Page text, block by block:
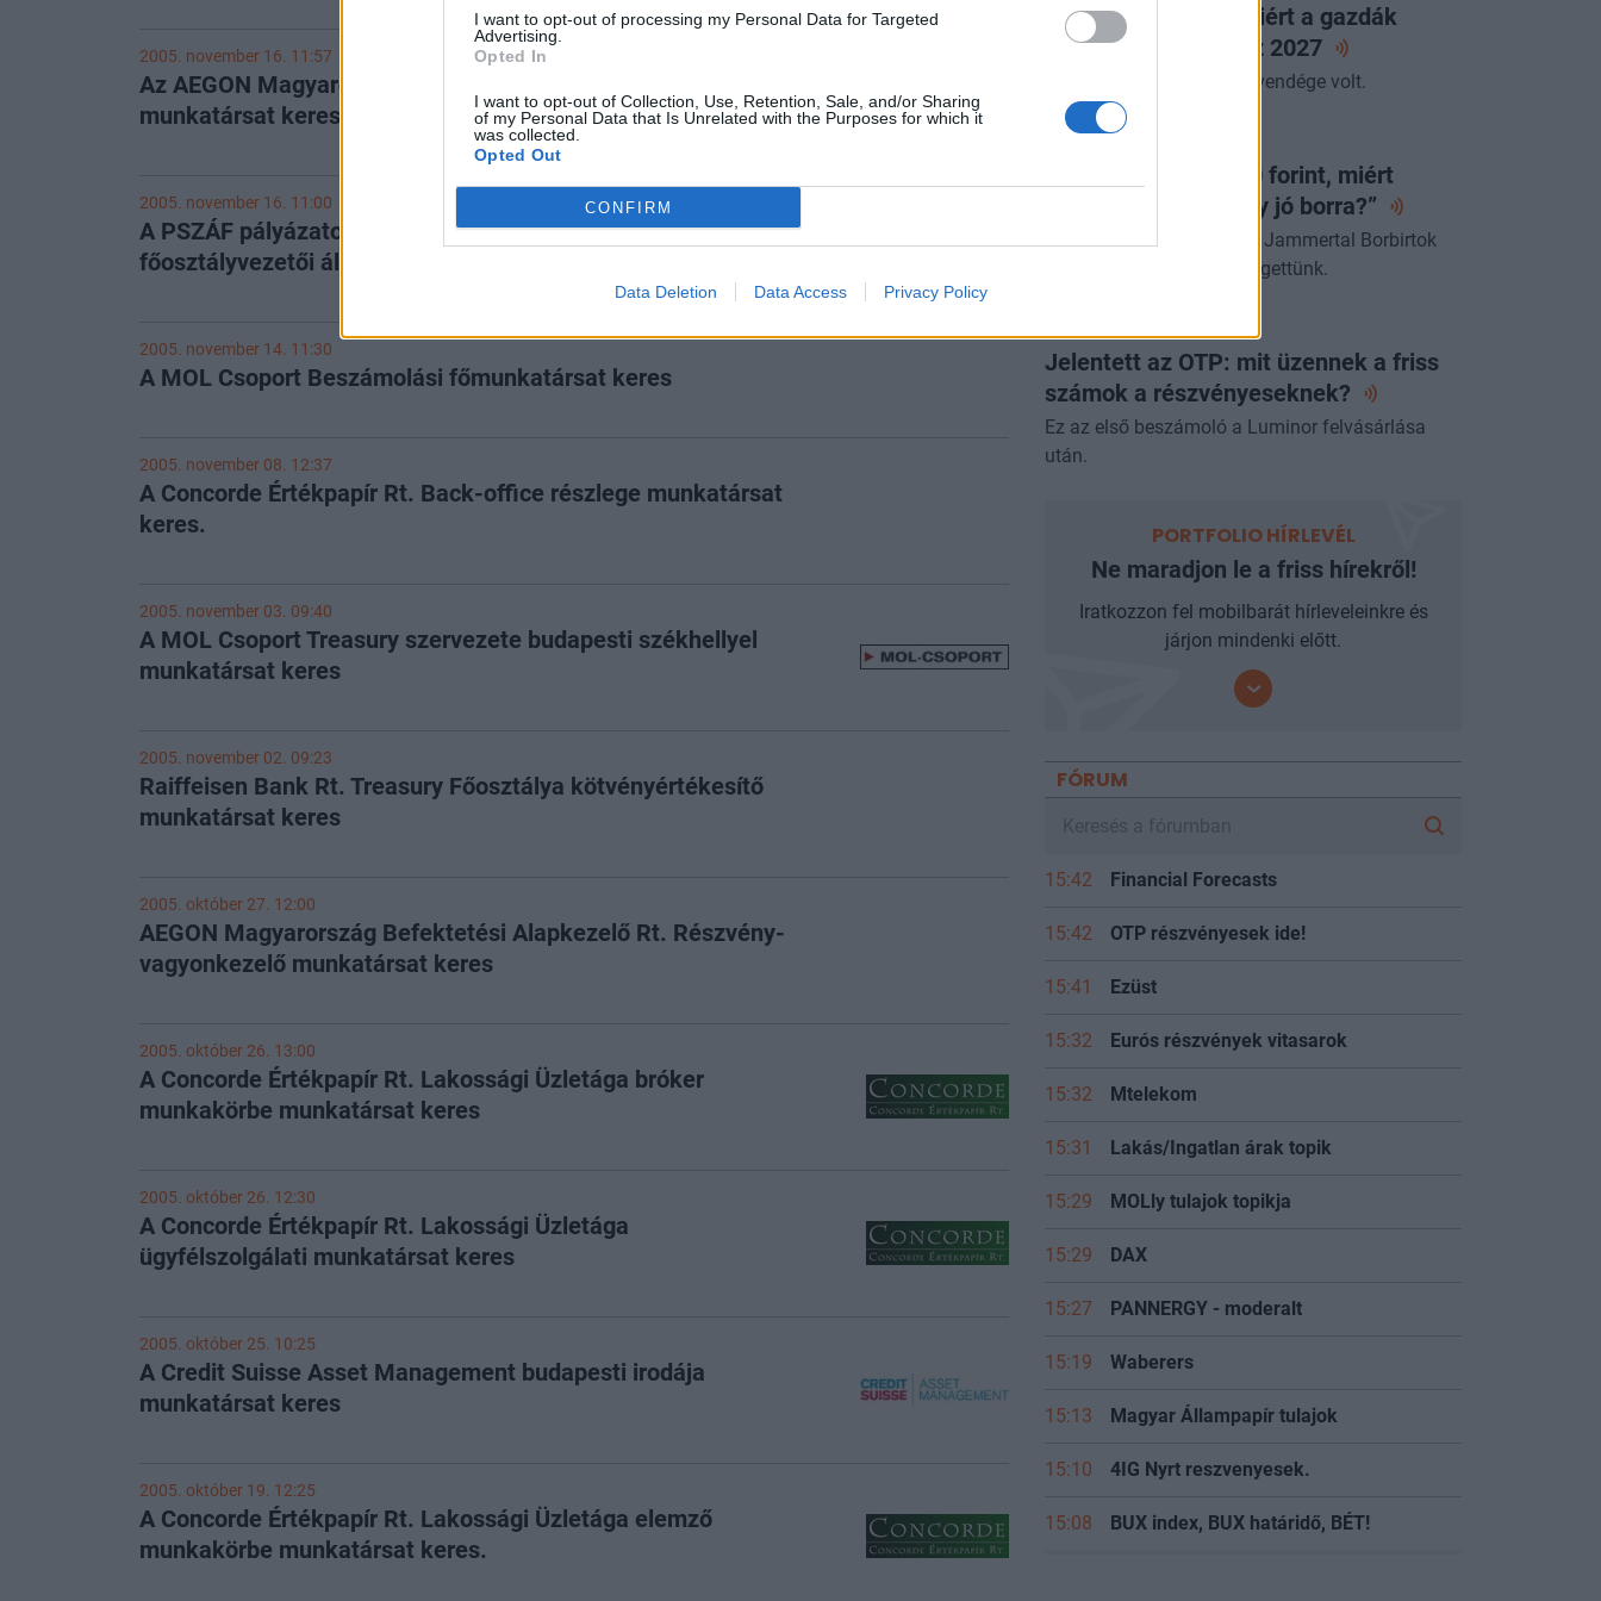
I want to opt-out of processing my Personal Data for Targeted
Advertising.
Opted In
I want to opt-out of Collection, Use, Retention, Sale, and/or Sharing
of my Personal Data that Is Unrelated with the Purposes for which it
was collected.
Opted Out
CONFIRM
Data Deletion Data Access Privacy Policy
2005. november 16. 11:57
Az AEGON Magyarország Rt. Junior vagyonlezelő
munkatársat keres
2005. november 16. 11:00
A PSZÁF pályázatot hirdet a Piaci ellenőrzési főosztály
főosztályvezetői állás betöltésére
2005. november 14. 11:30
A MOL Csoport Beszámolási főmunkatársat keres
2005. november 08. 12:37
A Concorde Értékpapír Rt. Back-office részlege munkatársat
keres.
2005. november 03. 09:40
A MOL Csoport Treasury szervezete budapesti székhellyel
munkatársat keres
2005. november 02. 09:23
Raiffeisen Bank Rt. Treasury Főosztálya kötvényértékesítő
munkatársat keres
2005. október 27. 12:00
AEGON Magyarország Befektetési Alapkezelő Rt. Részvény-
vagyonkezelő munkatársat keres
2005. október 26. 13:00
A Concorde Értékpapír Rt. Lakossági Üzletága bróker
munkakörbe munkatársat keres
2005. október 26. 12:30
A Concorde Értékpapír Rt. Lakossági Üzletága
ügyfélszolgálati munkatársat keres
2005. október 25. 10:25
A Credit Suisse Asset Management budapesti irodája
munkatársat keres
2005. október 19. 12:25
A Concorde Értékpapír Rt. Lakossági Üzletága elemző
munkakörbe munkatársat keres.
Szabolcs elárulta, miért a gazdák
döntöttek és mit hoz 2027
A miniszter az Alapvetés vendége volt.
PORTFOLIO BUSINESS
„Ha egy lángos 2000 forint, miért
sajnáljuk a pénzt egy jó borra?”
Szűcs Róberttel, a villányi Jammertal Borbirtok
társtulajdonosával beszélgettünk.
Jelentett az OTP: mit üzennek a friss
számok a részvényeseknek?
Ez az első beszámoló a Luminor felvásárlása
után.
PORTFOLIO HÍRLEVÉL
Ne maradjon le a friss hírekről!
Iratkozzon fel mobilbarát hírleveleinkre és
járjon mindenki előtt.
FÓRUM
15:42 Financial Forecasts
15:42 OTP részvényesek ide!
15:41 Ezüst
15:32 Eurós részvények vitasarok
15:32 Mtelekom
15:31 Lakás/Ingatlan árak topik
15:29 MOLly tulajok topikja
15:29 DAX
15:27 PANNERGY - moderalt
15:19 Waberers
15:13 Magyar Állampapír tulajok
15:10 4IG Nyrt reszvenyesek.
15:08 BUX index, BUX határidő, BÉT!